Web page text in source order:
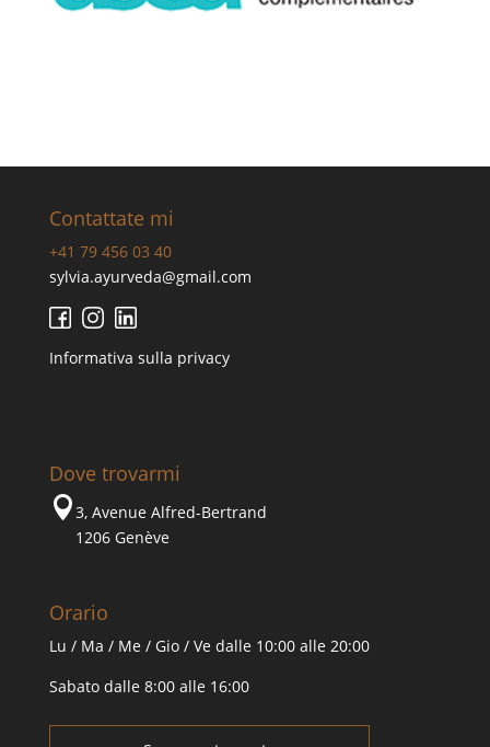
Contattate mi
+41 79 456 03 40
sylvia.ayurveda@gmail.com
Informativa sulla privacy
Dove trovarmi
3, Avenue Alfred-Bertrand
1206 Genève
Orario
Lu / Ma / Me / Gio / Ve dalle 10:00 alle 20:00
Sabato dalle 8:00 alle 16:00